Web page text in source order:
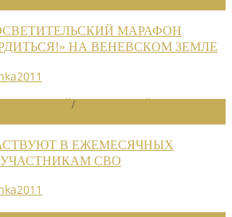
МАРАФОН
НА ВЕНЕВСКОМ ЗЕМЛЕ
/
В ЕЖЕМЕСЯЧНЫХ
СВО